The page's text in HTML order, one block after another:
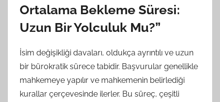
Ortalama Bekleme Süresi:
Uzun Bir Yolculuk Mu?”
İsim değişikliği davaları, oldukça ayrıntılı ve uzun
bir bürokratik sürece tabidir. Başvurular genellikle
mahkemeye yapılır ve mahkemenin belirlediği
kurallar çerçevesinde ilerler. Bu süreç, çeşitli